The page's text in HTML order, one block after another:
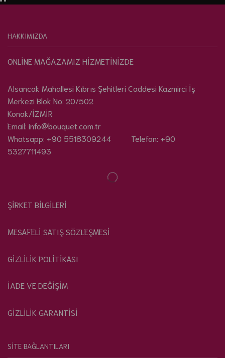
HAKKIMIZDA
ONLİNE MAĞAZAMIZ HİZMETİNİZDE
Alsancak Mahallesi Kıbrıs Şehitleri Caddesi Kazmirci İş
Merkezi Blok No: 20/502
Konak/İZMİR
Email: info@bouquet.com.tr
Whatsapp: +90 5518309244 Telefon: +90
5327711493
ŞİRKET BİLGİLERİ
MESAFELİ SATIŞ SÖZLEŞMESİ
GİZLİLİK POLİTİKASI
İADE VE DEĞİŞİM
GİZLİLİK GARANTİSİ
SİTE BAĞLANTILARI